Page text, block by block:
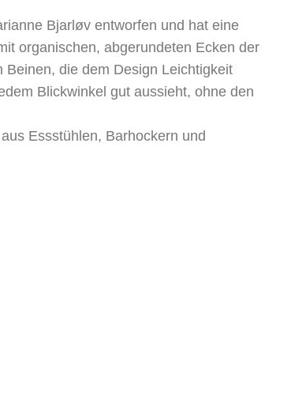
Bjarløv entworfen und hat eine
organischen, abgerundeten Ecken der
die dem Design Leichtigkeit
Blickwinkel gut aussieht, ohne den
Essstühlen, Barhockern und